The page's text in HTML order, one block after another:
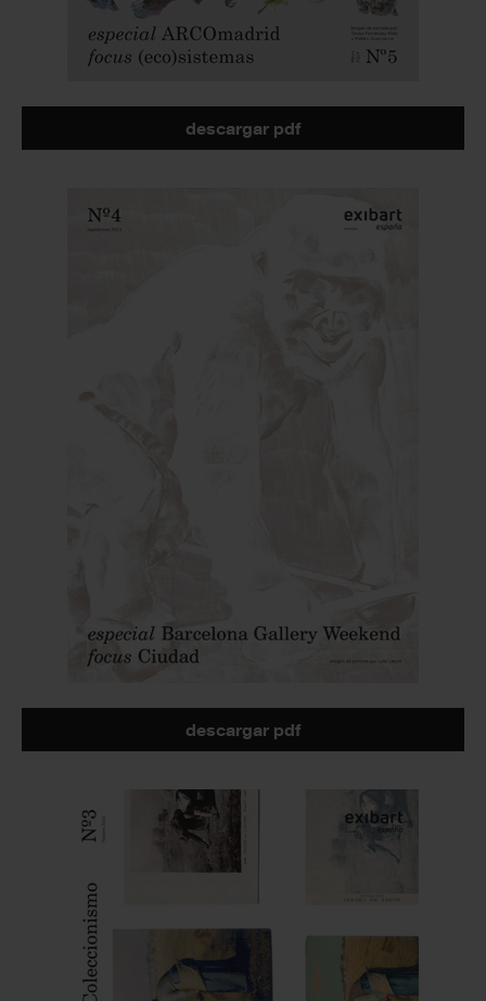
descargar pdf
descargar pdf